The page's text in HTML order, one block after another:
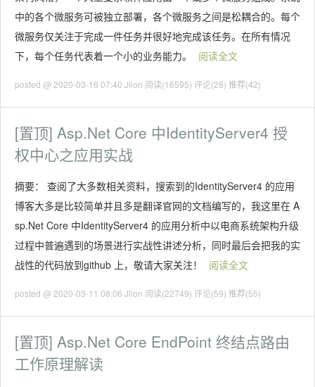
中的各个微服务可被独立部署，各个微服务之间是松耦合的。每个
微服务仅关注于完成一件任务并很好地完成该任务。在所有情况
下，每个任务代表着一个小的业务能力。
阅读全文
posted @ 2020-03-16 07:40 Jlion 阅读(16595) 评论(28) 推荐(42)
[置顶] Asp.Net Core 中IdentityServer4 授
权中心之应用实战
摘要： 查阅了大多数相关资料，搜索到的IdentityServer4 的应用
博客大多是比较简单并且多是翻译官网的文档编写的，我这里在 A
sp.Net Core 中IdentityServer4 的应用分析中以电商系统架构升级
过程中普遍遇到的场景进行实战性讲述分析，同时最后会把我的实
战性的代码放到github 上，敬请大家关注！
阅读全文
posted @ 2020-03-11 08:06 Jlion 阅读(22749) 评论(59) 推荐(55)
[置顶] Asp.Net Core EndPoint 终结点路由
工作原理解读